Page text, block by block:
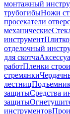
монтажный
трубогибыНожи
просекатели
механические
инструмент
отделочный
для скотча
работПленки
стремянки
лестниц
защитыСредства
защиты
инструментов